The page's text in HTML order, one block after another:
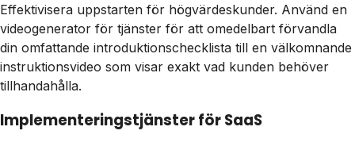
Effektivisera uppstarten för högvärdeskunder. Använd en
videogenerator för tjänster för att omedelbart förvandla
din omfattande introduktionschecklista till en välkomnande
instruktionsvideo som visar exakt vad kunden behöver
tillhandahålla.
Implementeringstjänster för SaaS